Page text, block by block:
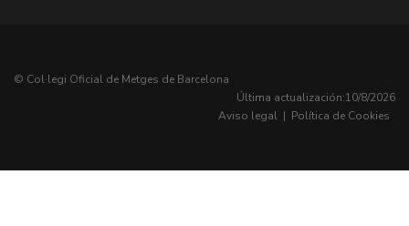
© Col·legi Oficial de Metges de Barcelona
Última actualización:10/8/2026
Aviso legal | Política de Cookies